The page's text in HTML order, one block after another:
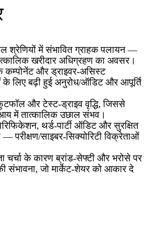
श्रेणियों में संभावित ग्राहक पलायन —
खरीदार अधिग्रहण का अवसर।
कम्पोनेंट और ड्राइवर‑असिस्ट
के लिए बढ़ी हुई अनुरोध/ऑडिट और आपूर्ति
और टेस्ट‑ड्राइव वृद्धि, जिससे
में तात्कालिक उछाल संभव।
थर्ड‑पार्टी ऑडिट और सुरक्षित
परीक्षण/साइबर‑सिक्योरिटी विक्रेताओं
चर्चा के कारण ब्रांड‑सेफ्टी और भरोसे पर
संभावना, जो मार्केट‑शेयर को आकार दे